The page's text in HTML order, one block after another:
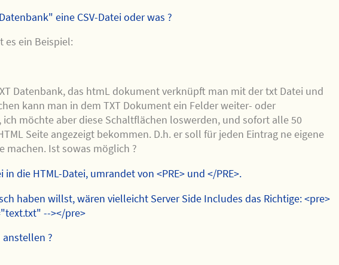
eine CSV-Datei oder was ?
es ein Beispiel:
Datenbank, das htmL dokument verknüpft man mit der txt Datei und
kann man in dem TXT Dokument ein Felder weiter- oder
ich möchte aber diese Schaltflächen loswerden, und sofort alle 50
Seite angezeigt bekommen. D.h. er soll für jeden Eintrag ne eigene
machen. Ist sowas möglich ?
in die HTML-Datei, umrandet von <PRE> und </PRE>.
haben willst, wären vielleicht Server Side Includes das Richtige: <pre>
--></pre>
anstellen ?